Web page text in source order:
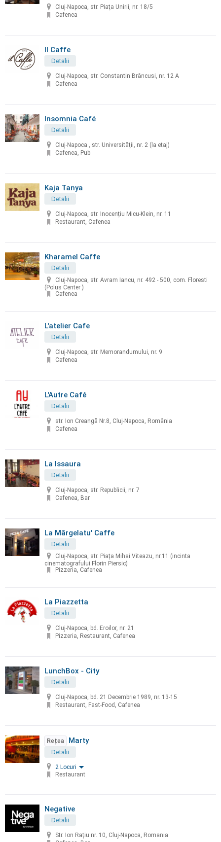
Cluj-Napoca, str. Piaţa Unirii, nr. 18/5
Cafenea
Il Caffe
Detalii
Cluj-Napoca, str. Constantin Brâncusi, nr. 12 A
Cafenea
Insomnia Café
Detalii
Cluj-Napoca , str. Universităţii, nr. 2 (la etaj)
Cafenea, Pub
Kaja Tanya
Detalii
Cluj-Napoca, str. Inocențiu Micu-Klein, nr. 11
Restaurant, Cafenea
Kharamel Caffe
Detalii
Cluj-Napoca, str. Avram Iancu, nr. 492 - 500, com. Floresti
(Polus Center )
Cafenea
L'atelier Cafe
Detalii
Cluj-Napoca, str. Memorandumului, nr. 9
Cafenea
L'Autre Café
Detalii
str. Ion Creangă Nr.8, Cluj-Napoca, România
Cafenea
La Issaura
Detalii
Cluj-Napoca, str. Republicii, nr. 7
Cafenea, Bar
La Mărgelatu' Caffe
Detalii
Cluj-Napoca, str. Piața Mihai Viteazu, nr.11 (incinta
cinematografului Florin Piersic)
Pizzeria, Cafenea
La Piazzetta
Detalii
Cluj-Napoca, bd. Eroilor, nr. 21
Pizzeria, Restaurant, Cafenea
LunchBox - City
Detalii
Cluj-Napoca, bd. 21 Decembrie 1989, nr. 13-15
Restaurant, Fast-Food, Cafenea
Rețea Marty
Detalii
2 Locuri
Restaurant
Negative
Detalii
Str. Ion Rațiu nr. 10, Cluj-Napoca, Romania